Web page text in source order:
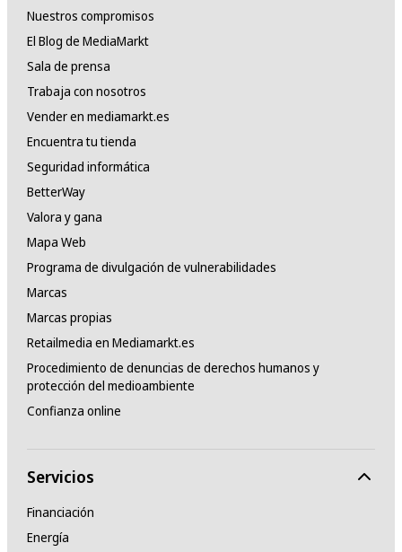
Nuestros compromisos
El Blog de MediaMarkt
Sala de prensa
Trabaja con nosotros
Vender en mediamarkt.es
Encuentra tu tienda
Seguridad informática
BetterWay
Valora y gana
Mapa Web
Programa de divulgación de vulnerabilidades
Marcas
Marcas propias
Retailmedia en Mediamarkt.es
Procedimiento de denuncias de derechos humanos y
protección del medioambiente
Confianza online
Servicios
Financiación
Energía